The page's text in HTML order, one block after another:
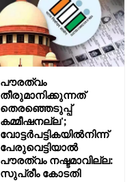
പൗരത്വം
തീരുമാനിക്കുന്നത്
തെരഞ്ഞെടുപ്പ്
കമ്മീഷനല്ല';
വോട്ടര്‍പട്ടികയില്‍നിന്ന്
പേരുവെട്ടിയാല്‍
പൗരത്വം നഷ്ടമാവില്ല:
സുപ്രീം കോടതി